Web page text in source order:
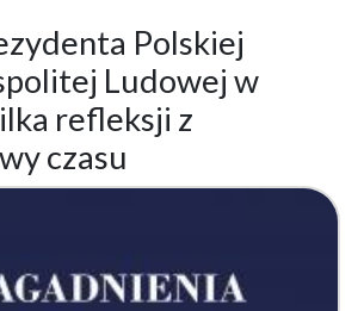
Polskiej
Ludowej w
refleksji z
czasu